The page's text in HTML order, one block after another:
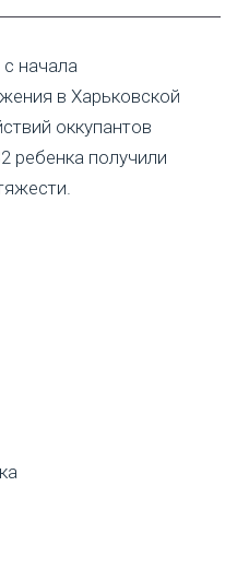
начала
в Харьковской
оккупантов
ребенка получили